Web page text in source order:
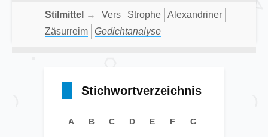
Stilmittel → Vers Strophe
Alexandriner
Zäsurreim
Gedichtanalyse
Stichwortverzeichnis
A B C D E F G